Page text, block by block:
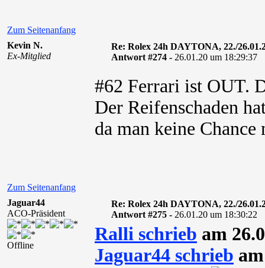
Zum Seitenanfang
Kevin N.
Ex-Mitglied
Re: Rolex 24h DAYTONA, 22./
Antwort #274 - 26.01.20 um 18:29:37
#62 Ferrari ist OUT.
Der Reifenschaden
da man keine
Zum Seitenanfang
Jaguar44
ACO-Präsident
Offline
Re: Rolex 24h DAYTONA, 22./
Antwort #275 - 26.01.20 um 18:30:22
Ralli schrieb am
Jaguar44 schrieb